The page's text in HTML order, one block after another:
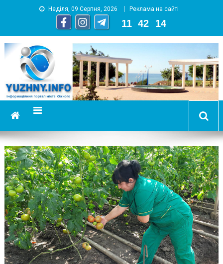
Неділя, 09 Серпня, 2026 Реклама на сайті
11 42 15
YUZHNY.INFO
информационный портал города Южный